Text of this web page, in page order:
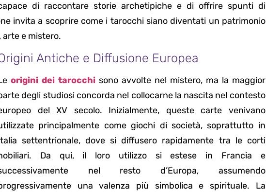
di raccontare storie archetipiche e di offrire spunti di
invita a scoprire come i tarocchi siano diventati un patrimonio
e mistero.
Antiche e Diffusione Europea
origini dei tarocchi sono avvolte nel mistero, ma la maggior
degli studiosi concorda nel collocarne la nascita nel contesto
del XV secolo. Inizialmente, queste carte venivano
principalmente come giochi di società, soprattutto in
settentrionale, dove si diffusero rapidamente tra le corti
Da qui, il loro utilizzo si estese in Francia e
nel resto d’Europa, assumendo
una valenza più simbolica e spirituale. La